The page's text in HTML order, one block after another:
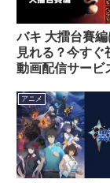
バキ 大擂台賽
見れる？今すぐ
動画配信サービ
アニメ